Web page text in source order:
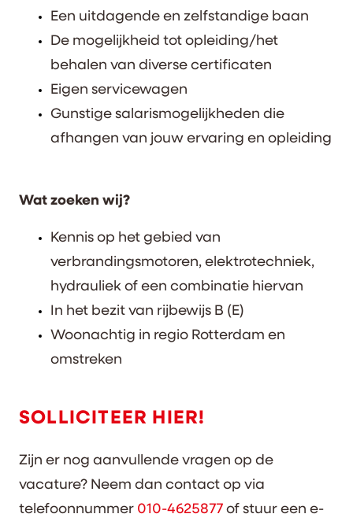
Een uitdagende en zelfstandige baan
De mogelijkheid tot opleiding/het
behalen van diverse certificaten
Eigen servicewagen
Gunstige salarismogelijkheden die
afhangen van jouw ervaring en opleiding
Wat zoeken wij?
Kennis op het gebied van
verbrandingsmotoren, elektrotechniek,
hydrauliek of een combinatie hiervan
In het bezit van rijbewijs B (E)
Woonachtig in regio Rotterdam en
omstreken
SOLLICITEER HIER!
Zijn er nog aanvullende vragen op de
vacature? Neem dan contact op via
telefoonnummer 010-4625877 of stuur een e-